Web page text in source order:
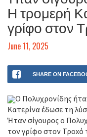
Η τρομερή
γρίφο στον
June 11, 2025
SHARE ON
Ο Πολυχρονίδης
Κατερίνα έδωσε τη
Ήταν σίγουρος ο
τον γρίφο στον Τροxό